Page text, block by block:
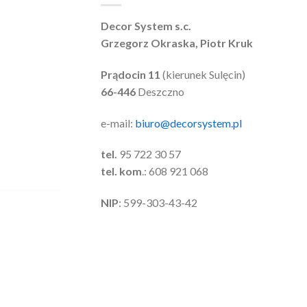
Decor System s.c.
Grzegorz Okraska, Piotr Kruk
Prądocin 11 (kierunek Sulęcin)
66-446 Deszczno
e-mail: biuro@decorsystem.pl
tel. 95 722 30 57
tel. kom.: 608 921 068
NIP: 599-303-43-42